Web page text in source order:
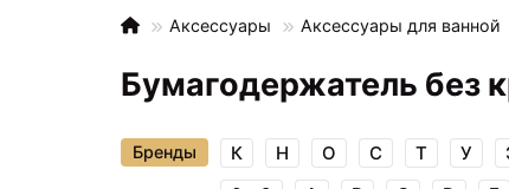
Аксессуары Аксессуары для ванной
Бумагодержатель без
Бренды К Н О С Т У